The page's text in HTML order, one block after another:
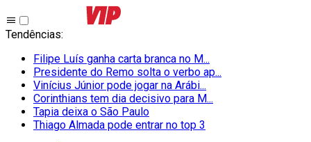
Tendências:
Filipe Luís ganha carta branca no M...
Presidente do Remo solta o verbo ap...
Vinícius Júnior pode jogar na Arábi...
Corinthians tem dia decisivo para M...
Tapia deixa o São Paulo
Thiago Almada pode entrar no top 3